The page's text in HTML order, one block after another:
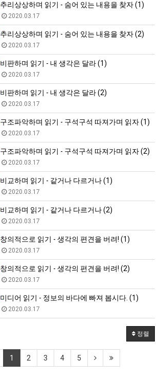
추리상상하며 읽기 - 숨어 있는 내용을 찾자 (1)
2020.03.17
추리상상하며 읽기 - 숨어 있는 내용을 찾자 (2)
2020.03.17
비판하며 읽기 - 내 생각은 달라 (1)
2020.03.17
비판하며 읽기 - 내 생각은 달라 (2)
2020.03.17
구조파악하며 읽기 - 구석구석 따져가며 읽자 (1)
2020.03.17
구조파악하며 읽기 - 구석구석 따져가며 읽자 (2)
2020.03.17
비교하며 읽기 - 같거나 다르거나 (1)
2020.03.17
비교하며 읽기 - 같거나 다르거나 (2)
2020.03.17
창의적으로 읽기 - 생각의 편견을 버려! (1)
2020.03.17
창의적으로 읽기 - 생각의 편견을 버려! (2)
2020.03.17
미디어 읽기 - 정보의 바다에 빠져 봅시다. (1)
2020.03.17
정렬
1 2 3 4 5